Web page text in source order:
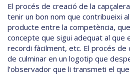
El procés de creació de la
tenir un bon nom que contribueixi
producte entre la competència,
concepte que sigui adequat al que
recordi fàcilment, etc. El procés de
de culminar en un logotip que
l’observador que li transmeti el